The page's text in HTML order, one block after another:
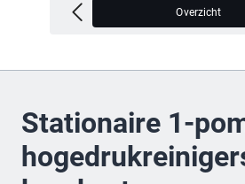
Overzicht
Stationaire 1-